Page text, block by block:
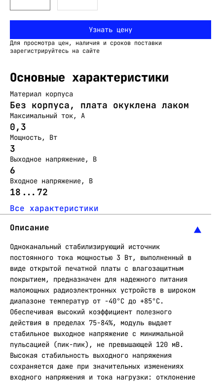
Узнать цену
Для просмотра цен, наличия и сроков поставки
зарегистрируйтесь на сайте
Основные характеристики
Материал корпуса
Без корпуса, плата окуклена лаком
Максимальный ток, А
0,3
Мощность, Вт
3
Выходное напряжение, В
6
Входное напряжение, В
18...72
Все характеристики
Описание
Одноканальный стабилизирующий источник
постоянного тока мощностью 3 Вт, выполненный в
виде открытой печатной платы с влагозащитным
покрытием, предназначен для надежного питания
маломощных радиоэлектронных устройств в широком
диапазоне температур от -40°C до +85°C.
Обеспечивая высокий коэффициент полезного
действия в пределах 75-84%, модуль выдает
стабильное выходное напряжение с минимальной
пульсацией (пик-пик), не превышающей 120 мВ.
Высокая стабильность выходного напряжения
сохраняется даже при значительных изменениях
входного напряжения и тока нагрузки: отклонение